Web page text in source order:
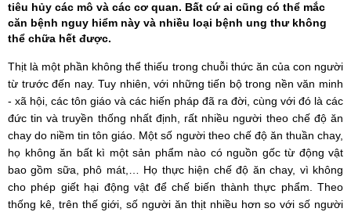
tiêu hủy các mô và các cơ quan. Bất cứ ai cũng có thể mắc
căn bệnh nguy hiểm này và nhiều loại bệnh ung thư không
thể chữa hết được.
Thịt là một phần không thể thiếu trong chuỗi thức ăn của con người
từ trước đến nay. Tuy nhiên, với những tiến bộ trong nền văn minh
- xã hội, các tôn giáo và các hiến pháp đã ra đời, cùng với đó là các
đức tin và truyền thống nhất định, rất nhiều người theo chế độ ăn
chay do niềm tin tôn giáo. Một số người theo chế độ ăn thuần chay,
họ không ăn bất kì một sản phẩm nào có nguồn gốc từ động vật
bao gồm sữa, phô mát,… Họ thực hiện chế độ ăn chay, vì không
cho phép giết hại động vật để chế biến thành thực phẩm. Theo
thống kê, trên thế giới, số người ăn thịt nhiều hơn so với số người